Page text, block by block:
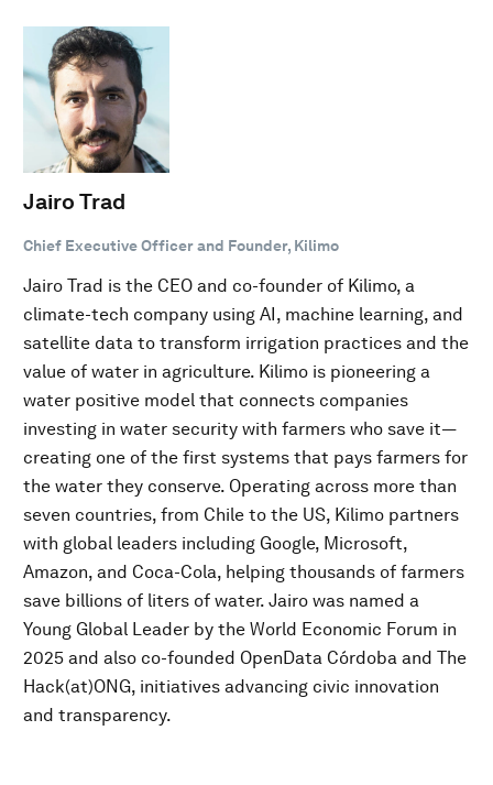
Jairo Trad
Chief Executive Officer and Founder, Kilimo
Jairo Trad is the CEO and co-founder of Kilimo, a
climate-tech company using AI, machine learning, and
satellite data to transform irrigation practices and the
value of water in agriculture. Kilimo is pioneering a
water positive model that connects companies
investing in water security with farmers who save it—
creating one of the first systems that pays farmers for
the water they conserve. Operating across more than
seven countries, from Chile to the US, Kilimo partners
with global leaders including Google, Microsoft,
Amazon, and Coca-Cola, helping thousands of farmers
save billions of liters of water. Jairo was named a
Young Global Leader by the World Economic Forum in
2025 and also co-founded OpenData Córdoba and The
Hack(at)ONG, initiatives advancing civic innovation
and transparency.